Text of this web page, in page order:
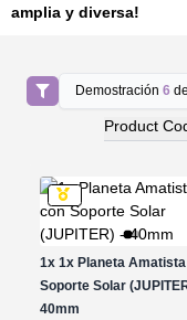
amplia y diversa!
Demostración6
Product
1x1x Planeta
Soporte Solar
40mm